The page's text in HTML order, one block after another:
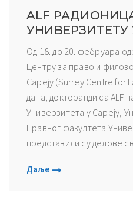
ALF
УНИВЕРЗИТЕТУ
Од 18. до 20. фебруара
Центру за право и
Сареју (Surrey Centre for
дана, докторанди са ALF
Универзитета у Сареју,
Правног факултета
представили су делове
Даље